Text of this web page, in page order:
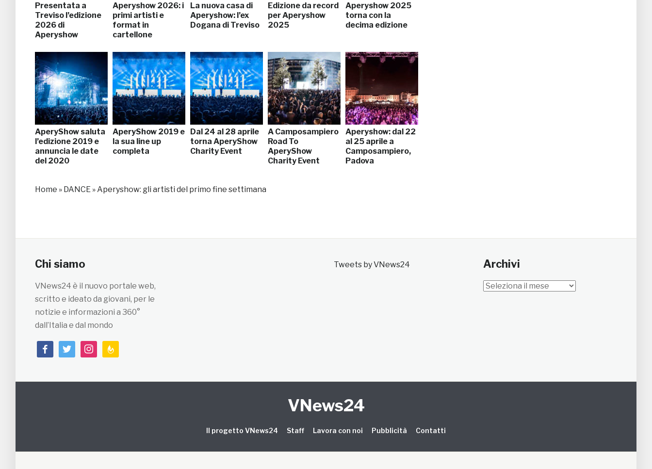
Presentata a
Treviso l’edizione
2026 di
Aperyshow
Aperyshow 2026: i
primi artisti e
format in
cartellone
La nuova casa di
Aperyshow: l’ex
Dogana di Treviso
Edizione da record
per Aperyshow
2025
Aperyshow 2025
torna con la
decima edizione
AperyShow saluta
l’edizione 2019 e
annuncia le date
del 2020
AperyShow 2019 e
la sua line up
completa
Dal 24 al 28 aprile
torna AperyShow
Charity Event
A Camposampiero
Road To
AperyShow
Charity Event
Aperyshow: dal 22
al 25 aprile a
Camposampiero,
Padova
Home » DANCE » Aperyshow: gli artisti del primo fine settimana
Chi siamo
VNews24 è il nuovo portale web,
scritto e ideato da giovani, per le
notizie e informazioni a 360°
dall’Italia e dal mondo
facebooktwitterinstagramfeedburner
Tweets by VNews24 Archivi
Archivi
VNews24
Il progetto VNews24 Staff Lavora con noi Pubblicità Contatti